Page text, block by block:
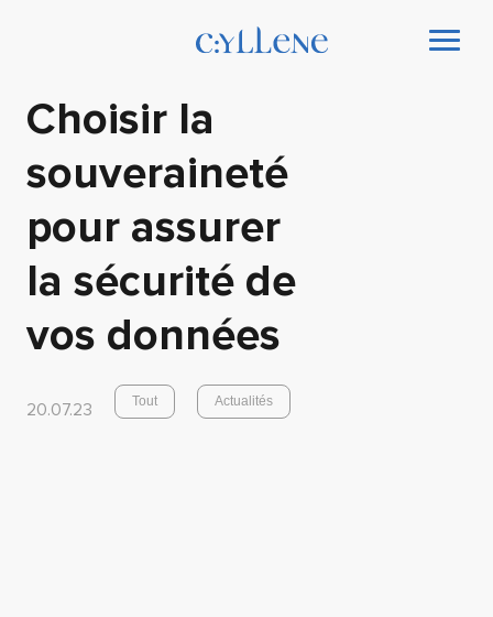
Choisir la
souveraineté
pour assurer
la sécurité de
vos données
20.07.23 Tout Actualités